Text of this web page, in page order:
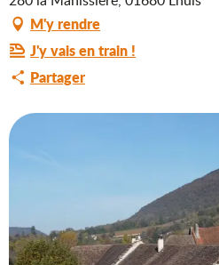
M'y rendre
J'y vais en train !
Partager